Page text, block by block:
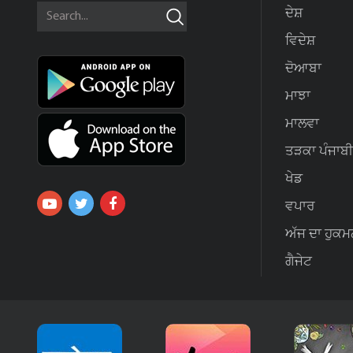
ਦੇਸ਼
ਵਿਦੇਸ਼
ਦੋਆਬਾ
ਮਾਝਾ
ਮਾਲਵਾ
ਤੜਕਾ ਪੰਜਾਬੀ
ਖੇਡ
ਵਪਾਰ
ਅੱਜ ਦਾ
ਗੈਜੇਟ